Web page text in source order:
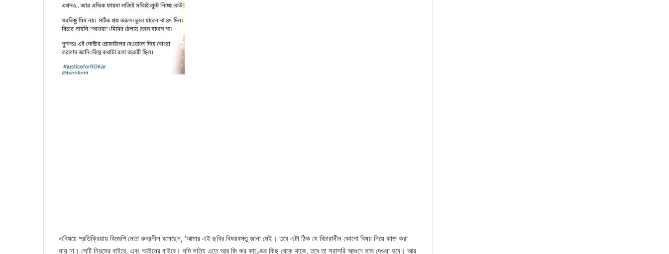
এবিষয়ে প্রতিক্রিয়ায় বিজেপি নেতা রুদ্রনীল বলেছেন, ‘আমার এই ছবির বিষয়বস্তু জানা নেই। তবে এটা ঠিক যে বিচারাধীন কোনো বিষয় নিয়ে কাজ করা
যায় না। সেটি নিয়মের বাইরে, এবং আইনের বাইরে। যদি সত্যি এতে আর জি কর কাণ্ডের কিছু থেকে থাকে, তবে তা সরাসরি আগুনে হাত দেওয়া হবে। আর